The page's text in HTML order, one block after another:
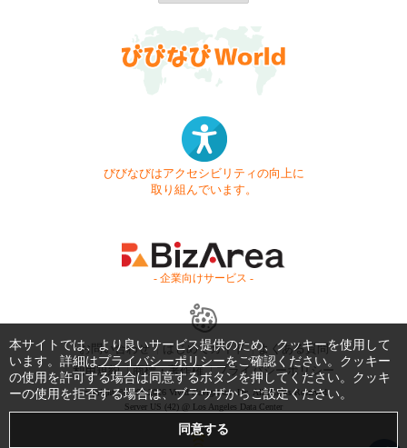
びびなびはアクセシビリティの向上に
取り組んでいます。
- 企業向けサービス -
お問い合わせ はじめてガイド
よくある質問
利用規約
商標・著作権 プライバシーポリシー
Copyright © 1999-2026 Vivid Navigation, Inc. All Rights Reserved.
Server US (42) @ Los Angeles Data Center
本サイトでは、より良いサービス提供のため、クッキーを使用して
います。詳細はプライバシーポリシーをご確認ください。クッキー
の使用を許可する場合は同意するボタンを押してください。クッキ
ーの使用を拒否する場合は、ブラウザからご設定ください。